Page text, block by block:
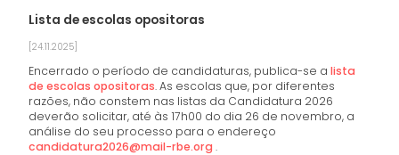
Lista de escolas opositoras
[24.11.2025]
Encerrado o período de candidaturas, publica-se alista
de escolas opositoras. As escolas que, por diferentes
razões, não constem nas listas da Candidatura 2026
deverão solicitar, até às 17h00 do dia 26 de novembro, a
análise do seu processo para o endereço
candidatura2026@mail-rbe.org .